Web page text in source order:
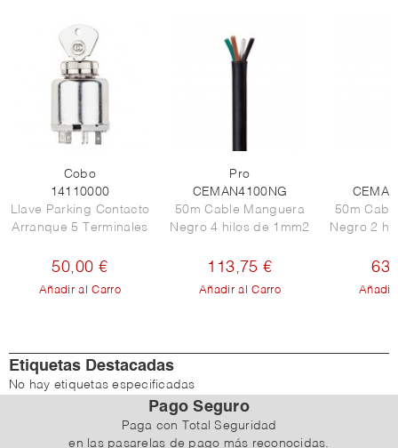
Cobo
14110000
Llave Parking Contacto
Arranque 5 Terminales
50,00 €
Añadir al Carro
Pro
CEMAN4100NG
50m Cable Manguera
Negro 4 hilos de 1mm2
113,75 €
Añadir al Carro
50m
Negro 2
Añadir
Etiquetas Destacadas
No hay etiquetas especificadas
Pago Seguro
Paga con Total Seguridad
en las pasarelas de pago más reconocidas.